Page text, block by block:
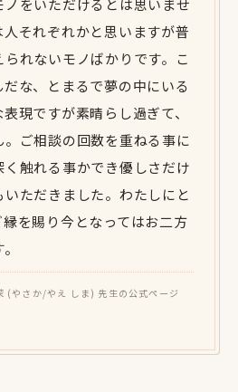
をいただけるとは思いませ
それぞれかと思いますが普
れないモノばかりです。こ
な、とまるで夢の中にいる
現ですが素晴らし過ぎて、
ご相談の回数を重ねる事に
触れる事かでき優しさだけ
ただきました。わたしにと
を賜り今となってはお二方
(やさか/やえ しま) 先生の公式ページ